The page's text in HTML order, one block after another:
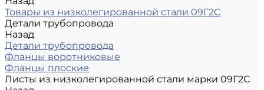
Товары из низколегированной стали 09Г2С
Детали трубопровода
Назад
Детали трубопровода
Фланцы воротниковые
Фланцы плоские
Листы из низколегированной стали марки 09Г2С